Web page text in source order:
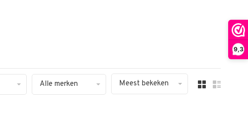
9,3
Alle merken Meest bekeken